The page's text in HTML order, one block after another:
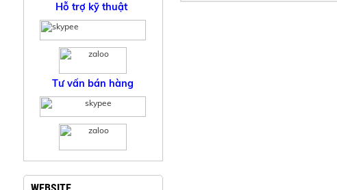
Hỗ trợ kỹ thuật
Tư vấn bán hàng